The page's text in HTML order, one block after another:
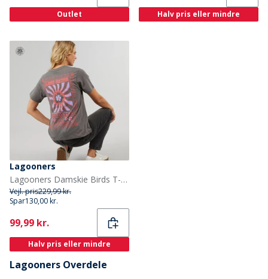
Outlet Halv pris eller mindre
Lagooners
Lagooners Damskie Birds T-shirty Ciemny grafit
Vejl. pris229,99 kr.
Spar130,00 kr.
Current
99,99 kr.
Halv pris eller mindre
Lagooners Overdele